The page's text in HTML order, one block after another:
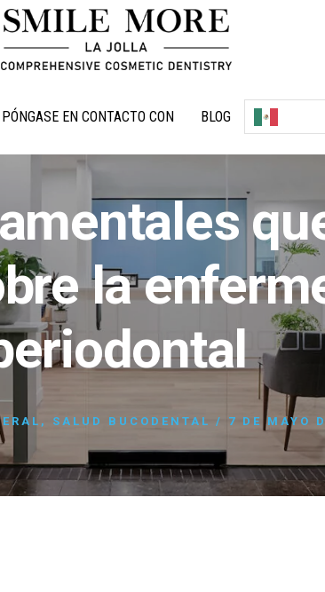
PÓNGASE EN CONTACTO CON BLOG
la
, SALUD BUCODENTAL / 7 DE MAYO